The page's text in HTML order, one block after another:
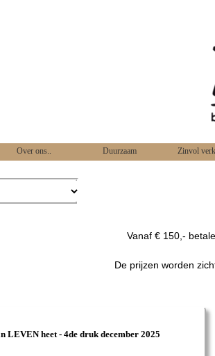
Over ons.. Duurzaam Zinvol
Vanaf € 150,-
De prijzen worden
LEVEN heet - 4de druk december 2025